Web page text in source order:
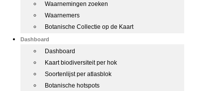
Waarnemingen zoeken
Waarnemers
Botanische Collectie op de Kaart
Dashboard
Dashboard
Kaart biodiversiteit per hok
Soortenlijst per atlasblok
Botanische hotspots